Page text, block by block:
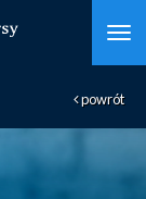
powrót